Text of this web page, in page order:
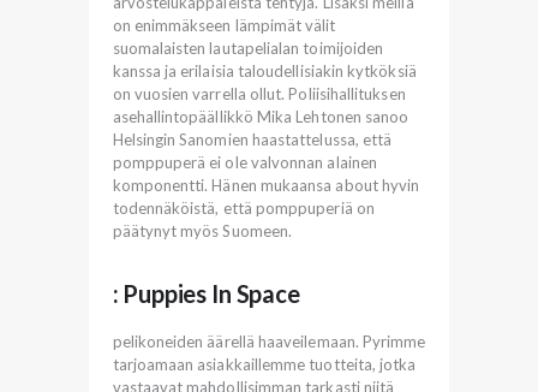
on enimmäkseen lämpimät välit
suomalaisten lautapelialan toimijoiden
kanssa ja erilaisia taloudellisiakin kytköksiä
on vuosien varrella ollut. Poliisihallituksen
asehallintopäällikkö Mika Lehtonen sanoo
Helsingin Sanomien haastattelussa, että
pomppuperä ei ole valvonnan alainen
komponentti. Hänen mukaansa about hyvin
todennäköistä, että pomppuperiä on
päätynyt myös Suomeen.
: Puppies In Space
pelikoneiden äärellä haaveilemaan. Pyrimme
tarjoamaan asiakkaillemme tuotteita, jotka
vastaavat mahdollisimman tarkasti niitä